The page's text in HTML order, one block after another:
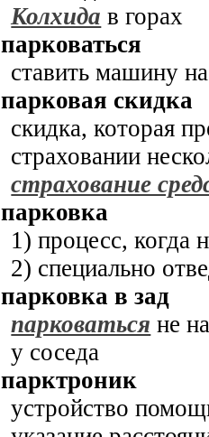
Колхида в горах
парковаться
ставить машину
парковая скидка
скидка, которая
страховании
страхование
парковка
1) процесс, когда
2) специально
парковка в зад
парковаться не
у соседа
парктроник
устройство